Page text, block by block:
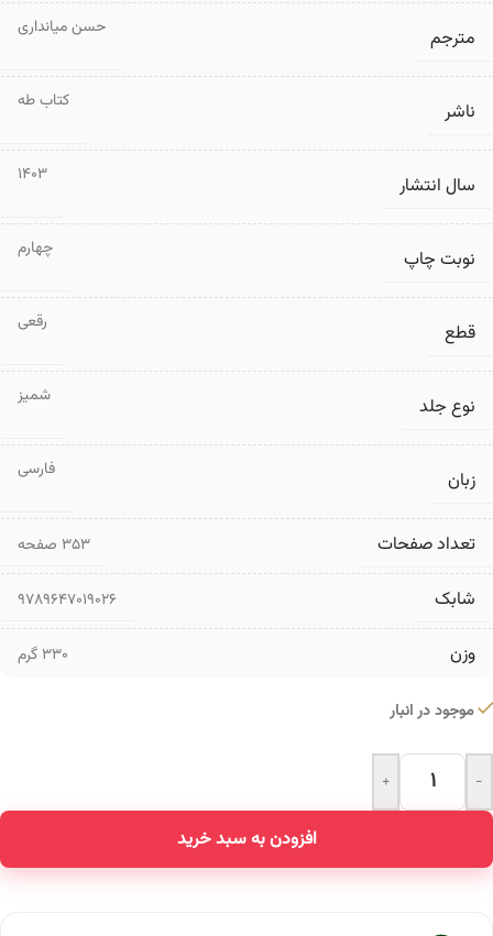
مترجم حسن میانداری
ناشر کتاب طه
سال انتشار 1403
نوبت چاپ چهارم
قطع رقعی
نوع جلد شمیز
زبان فارسی
تعداد صفحات ۳۵۳ صفحه
شابک 9789647019026
وزن 330 گرم
موجود در انبار
-
+
افزودن به سبد خرید
Alternative: